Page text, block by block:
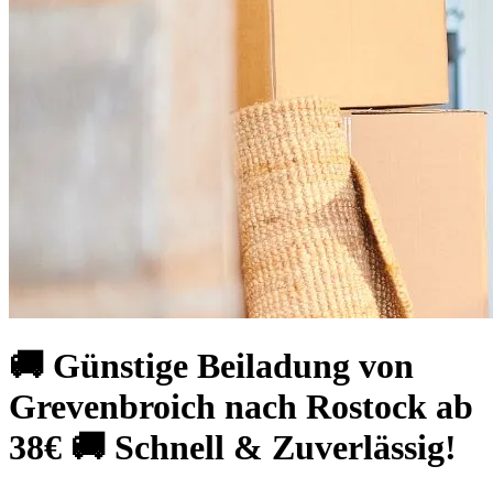
🚚 Günstige Beiladung von
Grevenbroich nach Rostock ab
38€ 🚚 Schnell & Zuverlässig!